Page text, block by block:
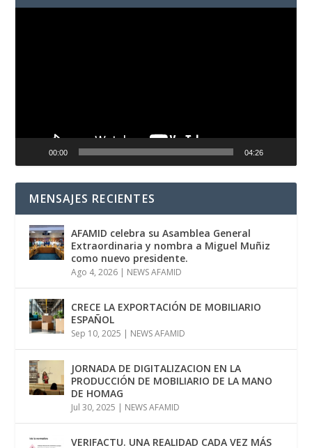
00:00 04:26
MENSAJES RECIENTES
AFAMID celebra su Asamblea General
Extraordinaria y nombra a Miguel Muñiz
como nuevo presidente.
Ago 4, 2026 | NEWS AFAMID
CRECE LA EXPORTACIÓN DE MOBILIARIO
ESPAÑOL
Sep 10, 2025 | NEWS AFAMID
JORNADA DE DIGITALIZACION EN LA
PRODUCCIÓN DE MOBILIARIO DE LA MANO
DE HOMAG
Jul 30, 2025 | NEWS AFAMID
VERIFACTU. UNA REALIDAD CADA VEZ MÁS